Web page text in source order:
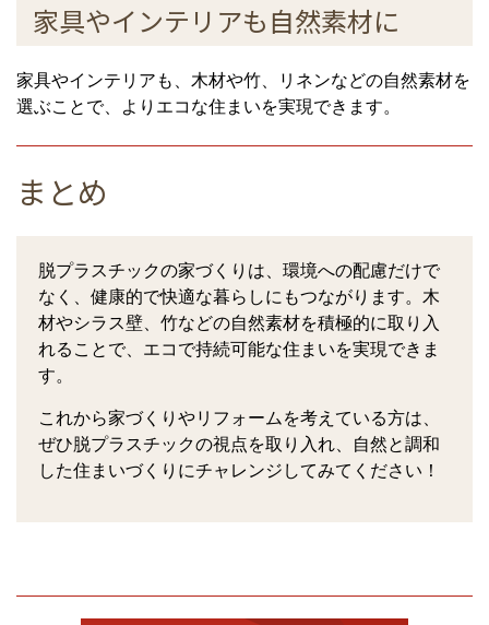
家具やインテリアも自然素材に
家具やインテリアも、木材や竹、リネンなどの自然素材を
選ぶことで、よりエコな住まいを実現できます。
まとめ
脱プラスチックの家づくりは、環境への配慮だけで
なく、健康的で快適な暮らしにもつながります。木
材やシラス壁、竹などの自然素材を積極的に取り入
れることで、エコで持続可能な住まいを実現できま
す。
これから家づくりやリフォームを考えている方は、
ぜひ脱プラスチックの視点を取り入れ、自然と調和
した住まいづくりにチャレンジしてみてください！